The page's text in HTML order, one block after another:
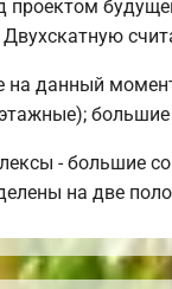
проектом
на данный
- большие
на две